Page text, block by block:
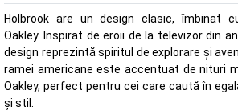
Holbrook are un design clasic, îmbinat
Oakley. Inspirat de eroii de la televizor din
design reprezintă spiritul de explorare și
ramei americane este accentuat de nituri
Oakley, perfect pentru cei care caută în
și stil.